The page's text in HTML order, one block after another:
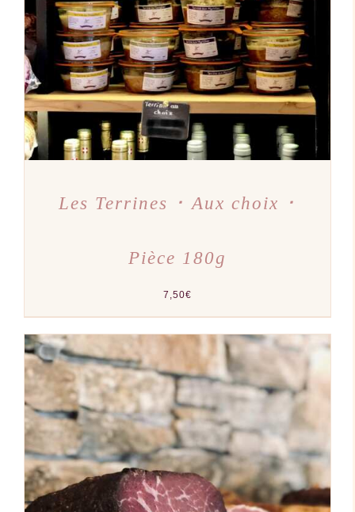
PRODUIT
A
PLUSIEURS
VARIATIONS.
LES
OPTIONS
PEUVENT
ÊTRE
CHOISIES
SUR
LA
PAGE
DU
PRODUIT
DÉTAILS
Les Terrines ･ Aux choix ･
Pièce 180g
7,50€
AJOUTER AU PANIER
/
DÉTAILS